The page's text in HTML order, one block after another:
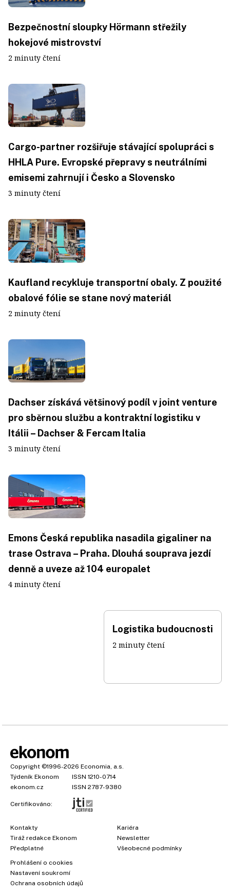
Bezpečnostní sloupky Hörmann střežily
hokejové mistrovství
2 minuty čtení
Cargo-partner rozšiřuje stávající spolupráci s
HHLA Pure. Evropské přepravy s neutrálními
emisemi zahrnují i Česko a Slovensko
3 minuty čtení
Kaufland recykluje transportní obaly. Z použité
obalové fólie se stane nový materiál
2 minuty čtení
Dachser získává většinový podíl v joint venture
pro sběrnou službu a kontraktní logistiku v
Itálii – Dachser & Fercam Italia
3 minuty čtení
Emons Česká republika nasadila gigaliner na
trase Ostrava – Praha. Dlouhá souprava jezdí
denně a uveze až 104 europalet
4 minuty čtení
Logistika budoucnosti
2 minuty čtení
Copyright ©1996-2026 Economia, a.s.
Týdeník Ekonom
ISSN 1210-0714
ekonom.cz
ISSN 2787-9380
Certifikováno:
Kontakty
Tiráž redakce Ekonom
Předplatné
Kariéra
Newsletter
Všeobecné podmínky
Prohlášení o cookies
Nastavení soukromí
Ochrana osobních údajů